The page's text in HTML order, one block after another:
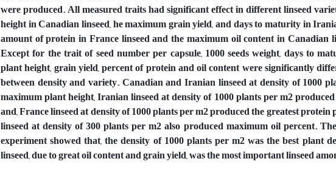
were produced. All measured traits had significant effect in different linseed
height in Canadian linseed, he maximum grain yield, and days to maturity in
amount of protein in France linseed and the maximum oil content in Canadian
Except for the trait of seed number per capsule, 1000 seeds weight, days to
plant height, grain yield, percent of protein and oil content were significantly
between density and variety. Canadian and Iranian linseed at density of 1000
maximum plant height, Iranian linseed at density of 1000 plants per m2
and, France linseed at density of 1000 plants per m2 produced the greatest
linseed at density of 300 plants per m2 also produced maximum oil percent.
experiment showed that, the density of 1000 plants per m2 was the best plant
linseed, due to great oil content and grain yield, was the most important linseed